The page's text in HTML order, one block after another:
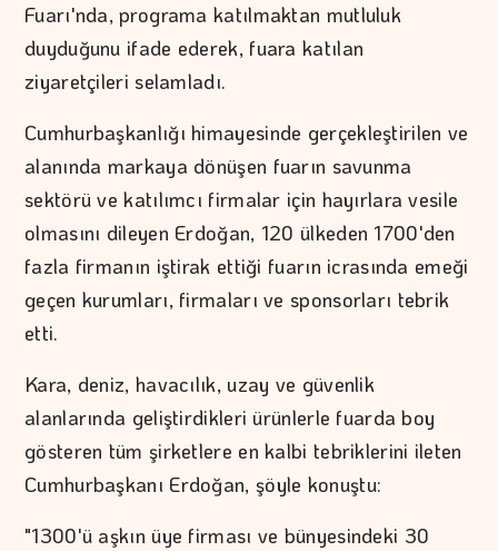
Fuarı'nda, programa katılmaktan mutluluk
duyduğunu ifade ederek, fuara katılan
ziyaretçileri selamladı.
Cumhurbaşkanlığı himayesinde gerçekleştirilen ve
alanında markaya dönüşen fuarın savunma
sektörü ve katılımcı firmalar için hayırlara vesile
olmasını dileyen Erdoğan, 120 ülkeden 1700'den
fazla firmanın iştirak ettiği fuarın icrasında emeği
geçen kurumları, firmaları ve sponsorları tebrik
etti.
Kara, deniz, havacılık, uzay ve güvenlik
alanlarında geliştirdikleri ürünlerle fuarda boy
gösteren tüm şirketlere en kalbi tebriklerini ileten
Cumhurbaşkanı Erdoğan, şöyle konuştu:
"1300'ü aşkın üye firması ve bünyesindeki 30